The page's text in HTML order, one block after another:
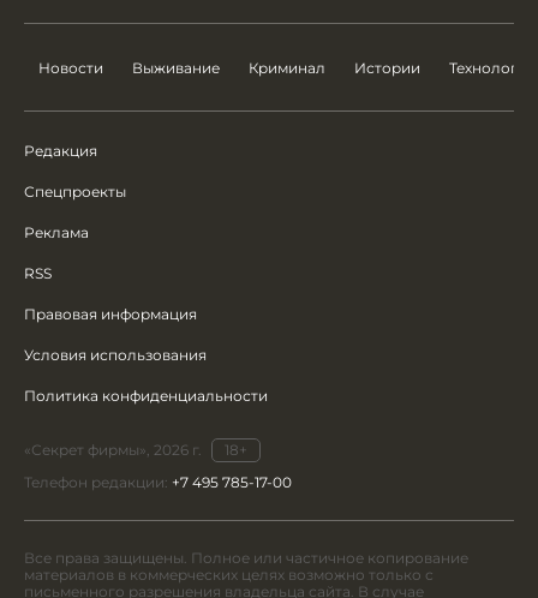
Новости Выживание Криминал Истории Технологии
Редакция
Спецпроекты
Реклама
RSS
Правовая информация
Условия использования
Политика конфиденциальности
«Секрет фирмы», 2026 г.
18+
Телефон редакции: +7 495 785-17-00
Все права защищены. Полное или частичное копирование
материалов в коммерческих целях возможно только с
письменного разрешения владельца сайта. В случае